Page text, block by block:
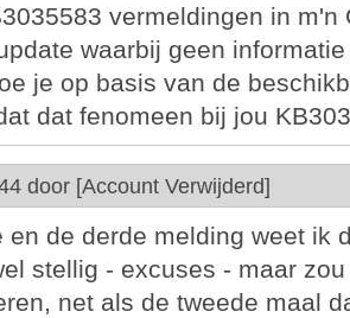
vermeldingen in m'n
waarbij geen
je op basis van de
dat fenomeen bij jou
door [Account Verwijderd]
en de derde melding weet ik
stellig - excuses - maar
net als de tweede maal